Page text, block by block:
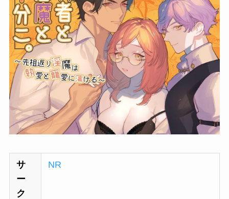
サ
ー
ク
NR